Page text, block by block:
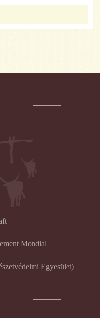
Mondial
Egyesület)